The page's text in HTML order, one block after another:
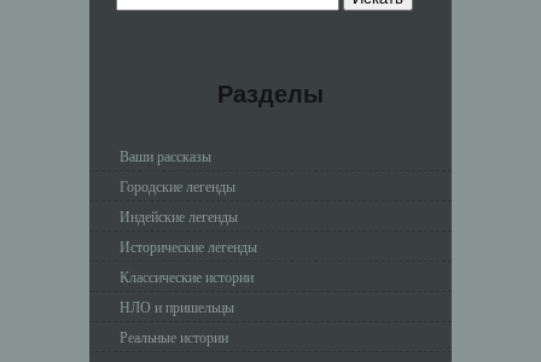
Разделы
Ваши рассказы
Городские легенды
Индейские легенды
Исторические легенды
Классические истории
НЛО и пришельцы
Реальные истории